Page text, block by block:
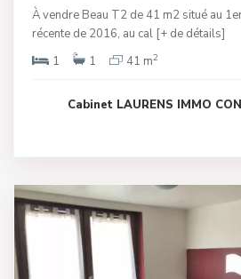
À vendre Beau T2 de 41 m2 situé au
récente de 2016, au cal [+ de détails]
1
1 41 m2
Cabinet LAURENS IMMO